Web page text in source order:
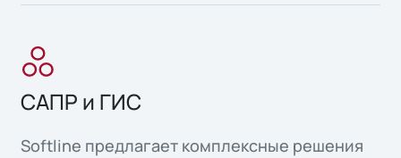
САПР и ГИС
Softline предлагает комплексные решения